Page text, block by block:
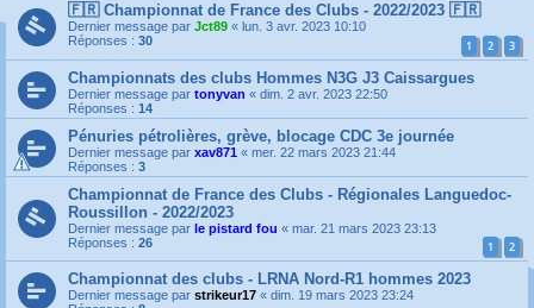
🇫🇷 Championnat de France des Clubs - 2022/2023 🇫🇷
Dernier message par Jct89 « lun. 3 avr. 2023 10:10
Réponses : 30 1 2 3
Championnats des clubs Hommes N3G J3 Caissargues
Dernier message par tonyvan « dim. 2 avr. 2023 22:50
Réponses : 14
Pénuries pétrolières, grève, blocage CDC 3e journée
Dernier message par xav871 « mer. 22 mars 2023 21:44
Réponses : 3
Championnat de France des Clubs - Régionales Languedoc-
Roussillon - 2022/2023
Dernier message par le pistard fou « mar. 21 mars 2023 23:13
Réponses : 26 1 2
Championnat des clubs - LRNA Nord-R1 hommes 2023
Dernier message par strikeur17 « dim. 19 mars 2023 23:24